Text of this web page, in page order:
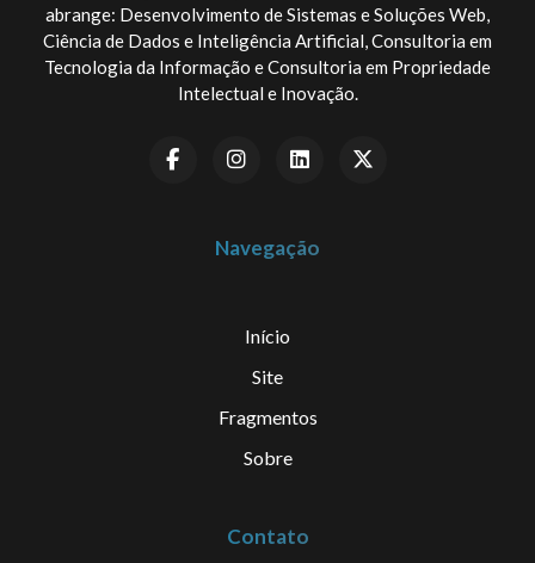
abrange: Desenvolvimento de Sistemas e Soluções Web,
Ciência de Dados e Inteligência Artificial, Consultoria em
Tecnologia da Informação e Consultoria em Propriedade
Intelectual e Inovação.
Navegação
Início
Site
Fragmentos
Sobre
Contato